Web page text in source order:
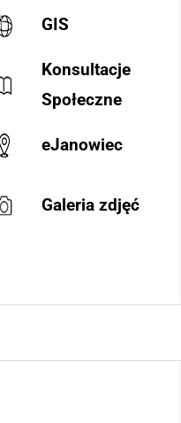
GIS
Konsultacje
Społeczne
eJanowiec
Galeria zdjęć